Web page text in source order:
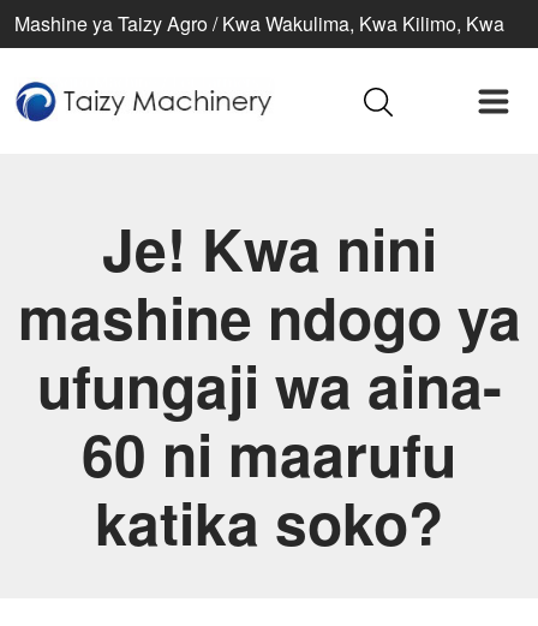
Mashine ya Taizy Agro / Kwa Wakulima, Kwa Kilimo, Kwa
Je! Kwa nini
mashine ndogo ya
ufungaji wa aina-
60 ni maarufu
katika soko?